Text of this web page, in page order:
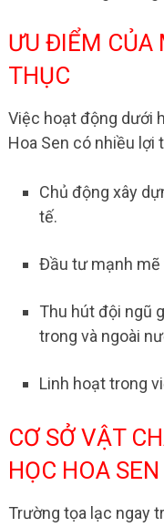
ƯU ĐIỂM CỦA
THỤC
Việc hoạt động dưới
Hoa Sen có nhiều lợi
Chủ động xây
tế.
Đầu tư mạnh mẽ
Thu hút đội ngũ
trong và ngoài
Linh hoạt trong
CƠ SỞ VẬT
HỌC HOA SEN
Trường tọa lạc ngay